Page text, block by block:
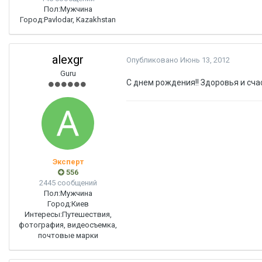
Пол:Мужчина
Город:Pavlodar, Kazakhstan
alexgr
Guru
Эксперт
556
2445 сообщений
Пол:Мужчина
Город:Киев
Интересы:Путешествия,
фотография, видеосъемка,
почтовые марки
Опубликовано Июнь 13, 2012
С днем рождения!! Здоровья и